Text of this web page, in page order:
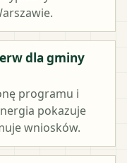
dla gminy
programu i
pokazuje
wniosków.